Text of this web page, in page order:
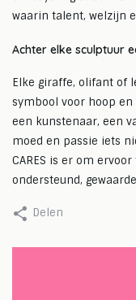
waarin talent, welzijn
Achter elke sculptuur
Elke giraffe, olifant of
symbool voor hoop
een kunstenaar, een
moed en passie iets
CARES is er om
ondersteund,
Delen